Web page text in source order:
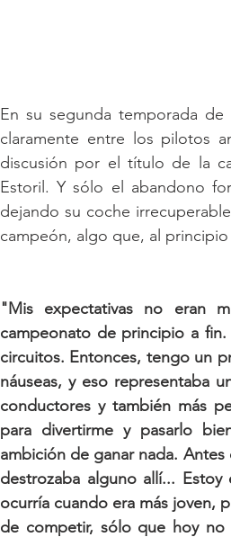
En su segunda temporada
claramente entre los pilotos
discusión por el título de la
Estoril. Y sólo el abandono
dejando su coche
campeón, algo que, al
"Mis expectativas no eran
campeonato de principio a
circuitos. Entonces, tengo un
náuseas, y eso representaba
conductores y también más
para divertirme y pasarlo
ambición de ganar nada.
destrozaba alguno allí...
ocurría cuando era más joven,
de competir, sólo que hoy